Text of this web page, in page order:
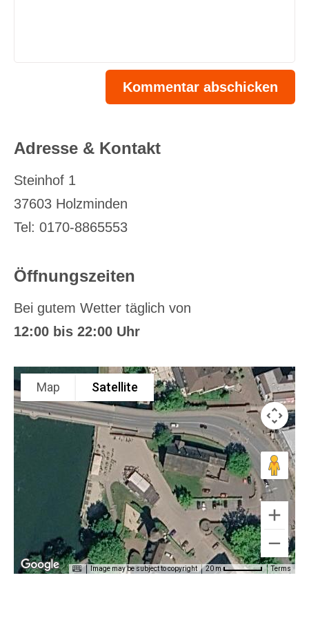
Adresse & Kontakt
Steinhof 1
37603 Holzminden
Tel: 0170-8865553
Öffnungszeiten
Bei gutem Wetter täglich von
12:00 bis 22:00 Uhr
Map Satellite
Image may be subject to copyright 20 m Terms